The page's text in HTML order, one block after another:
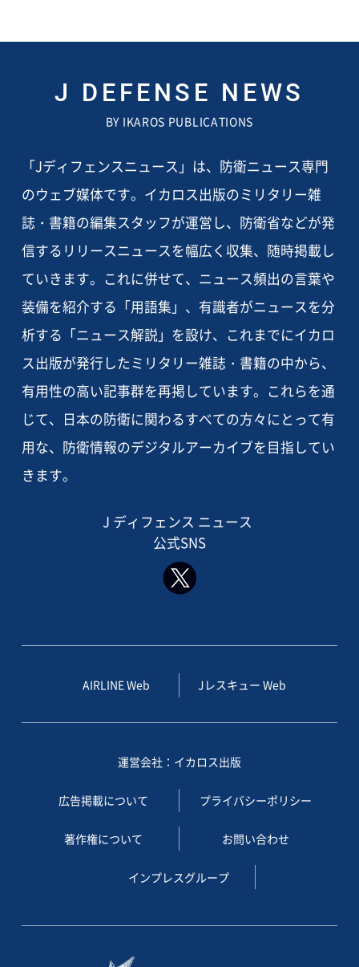
J DEFENSE NEWS
BY IKAROS PUBLICATIONS
「Jディフェンスニュース」は、防衛ニュース専門
のウェブ媒体です。イカロス出版のミリタリー雑
誌・書籍の編集スタッフが運営し、防衛省などが発
信するリリースニュースを幅広く収集、随時掲載し
ていきます。これに併せて、ニュース頻出の言葉や
装備を紹介する「用語集」、有識者がニュースを分
析する「ニュース解説」を設け、これまでにイカロ
ス出版が発行したミリタリー雑誌・書籍の中から、
有用性の高い記事群を再掲しています。これらを通
じて、日本の防衛に関わるすべての方々にとって有
用な、防衛情報のデジタルアーカイブを目指してい
きます。
J ディフェンス ニュース
公式SNS
AIRLINE Web Jレスキュー Web
運営会社：イカロス出版
広告掲載について プライバシーポリシー
著作権について お問い合わせ
インプレスグループ